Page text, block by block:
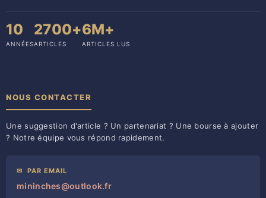
10
ANNÉES
2700+
ARTICLES
6M+
ARTICLES LUS
NOUS CONTACTER
Une suggestion d'article ? Un partenariat ? Une bourse à ajouter
? Notre équipe vous répond rapidement.
✉ PAR EMAIL
mininches@outlook.fr